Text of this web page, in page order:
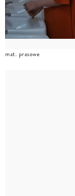
mat. prasowe